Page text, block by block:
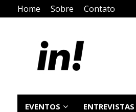
Home Sobre Contato
EVENTOS ENTREVISTAS